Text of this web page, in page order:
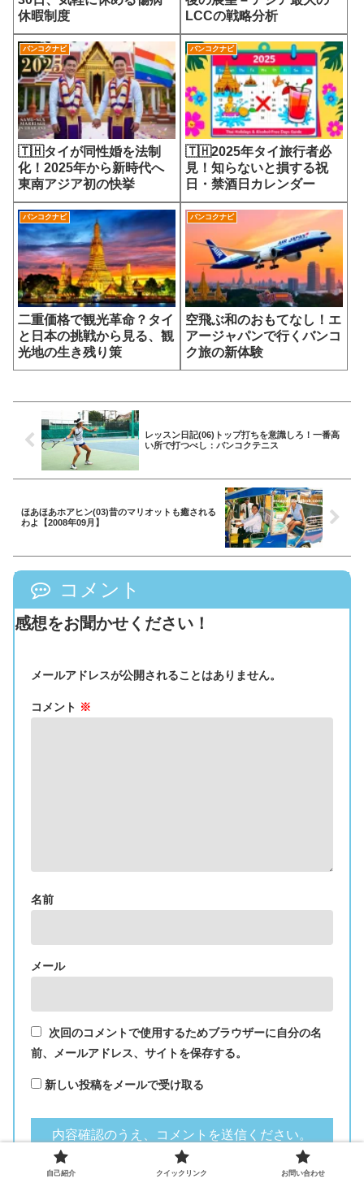
休暇制度
LCCの戦略分析
バンコクナビ
🇹🇭タイが同性婚を法制
化！2025年から新時代へ
東南アジア初の快挙
バンコクナビ
🇹🇭2025年タイ旅行者必
見！知らないと損する祝
日・禁酒日カレンダー
バンコクナビ
二重価格で観光革命？タイ
と日本の挑戦から見る、観
光地の生き残り策
バンコクナビ
空飛ぶ和のおもてなし！エ
アージャパンで行くバンコ
ク旅の新体験
レッスン日記(06)トップ打ちを意識しろ！一番高
い所で打つべし：バンコクテニス
ほあほあホアヒン(03)昔のマリオットも癒される
わよ【2008年09月】
コメント
感想をお聞かせください！
メールアドレスが公開されることはありません。
コメント ※
名前
メール
次回のコメントで使用するためブラウザーに自分の名
前、メールアドレス、サイトを保存する。
新しい投稿をメールで受け取る
自己紹介 クイックリンク お問い合わせ